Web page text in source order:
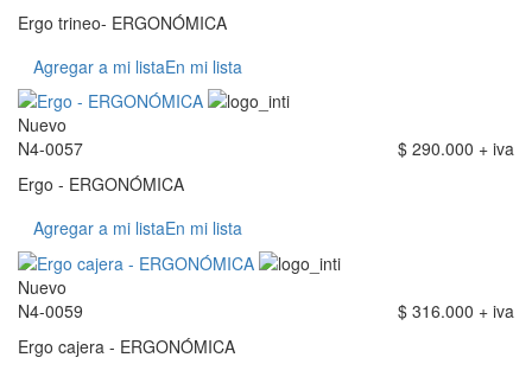
Ergo trineo- ERGONÓMICA
Agregar a mi listaEn mi lista
Nuevo
N4-0057
$ 290.000 + iva
Ergo - ERGONÓMICA
Agregar a mi listaEn mi lista
Nuevo
N4-0059
$ 316.000 + iva
Ergo cajera - ERGONÓMICA